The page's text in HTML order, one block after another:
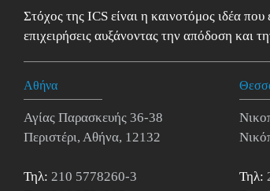
Στόχος της ICS είναι η καινοτόμος ιδέα που
επιχειρήσεις αυξάνοντας την απόδοση και
Αθήνα
Αγίας Παρασκευής 36-38
Περιστέρι, Αθήνα, 12132
Τηλ: 210 5778260-3
Τηλ: